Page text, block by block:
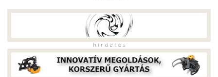
h i r d e t é s